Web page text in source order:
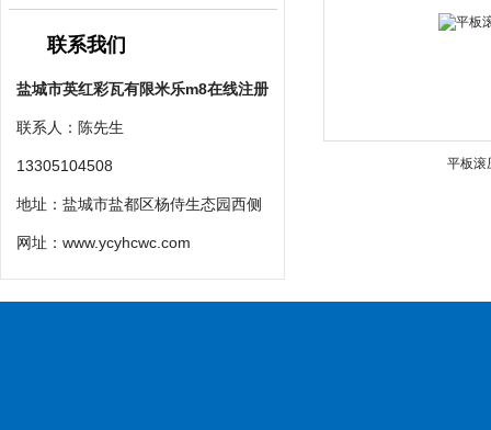
联系我们
盐城市英红彩瓦有限米乐m8在线注册
联系人：陈先生
13305104508
地址：盐城市盐都区杨侍生态园西侧
网址： www.ycyhcwc.com
平板滚